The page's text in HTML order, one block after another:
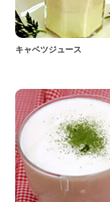
キャベツジュース